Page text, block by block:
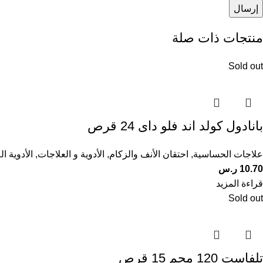
منتجات ذات صلة
Sold out
بانادول كولد اند فلو داى 24 قرص
علاجات الحساسية, احتقان الأنف والزكام, الأدوية و العلاجات, الأدوية
10.70 ر.س
قراءة المزيد
Sold out
تلفاست 120 مجم 15 قرص